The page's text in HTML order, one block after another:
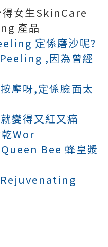
女生SkinCare
產品
定係磨沙呢?
,因為曾經
摩呀,定係臉面太
變得又紅又痛
Wor
Queen Bee 蜂皇漿